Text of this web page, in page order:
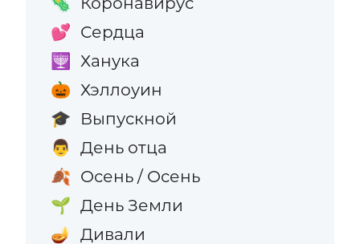
💕 Сердца
🕎 Ханука
🎃 Хэллоуин
🎓 Выпускной
👨 День отца
🍂 Осень / Осень
🌱 День Земли
🪔 Дивали